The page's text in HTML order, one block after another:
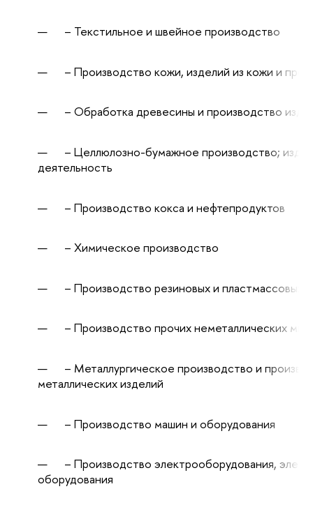
– Текстильное и швейное производство
– Производство кожи, изделий из кожи и
– Обработка древесины и производство
– Целлюлозно-бумажное производство;
деятельность
– Производство кокса и нефтепродуктов
– Химическое производство
– Производство резиновых и пластмассовых
– Производство прочих неметаллических
– Металлургическое производство и
металлических изделий
– Производство машин и оборудования
– Производство электрооборудования,
оборудования